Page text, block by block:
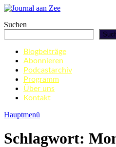
Zum
springen
Journal aan Zee
Suchen
Blogbeiträge
Abonnieren
Podcastarchiv
Programm
Über uns
Kontakt
Hauptmenü
Schlagwort: